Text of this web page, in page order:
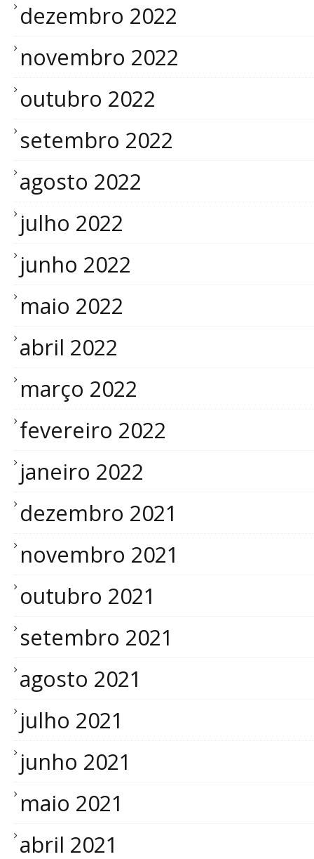
dezembro 2022
novembro 2022
outubro 2022
setembro 2022
agosto 2022
julho 2022
junho 2022
maio 2022
abril 2022
março 2022
fevereiro 2022
janeiro 2022
dezembro 2021
novembro 2021
outubro 2021
setembro 2021
agosto 2021
julho 2021
junho 2021
maio 2021
abril 2021